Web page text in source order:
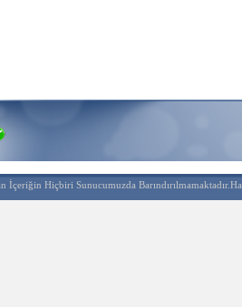
İçeriğin Hiçbiri Sunucumuzda